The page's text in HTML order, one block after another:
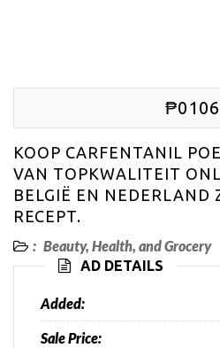
KOOP CARFENTANIL
VAN TOPKWALITEIT
BELGIË EN NEDERLAND
RECEPT.
: Beauty, Health, and Grocery
AD DETAILS
Added:
Sale Price: